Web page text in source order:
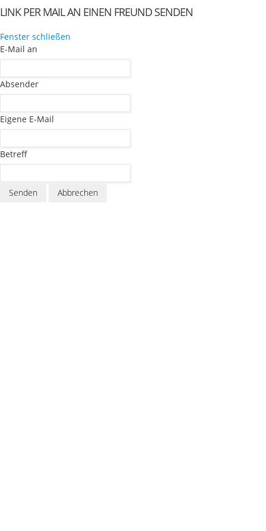
LINK PER MAIL AN EINEN FREUND SENDEN
Fenster schließen
E-Mail an
Absender
Eigene E-Mail
Betreff
Senden Abbrechen